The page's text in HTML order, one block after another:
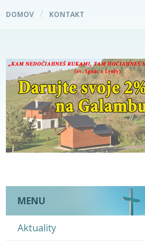
DOMOV KONTAKT
MENU
Aktuality